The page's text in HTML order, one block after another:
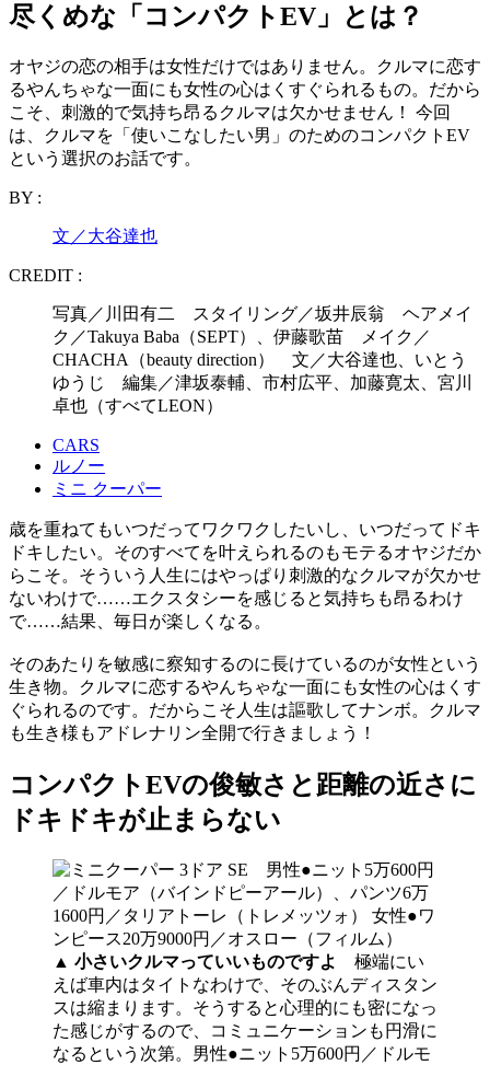
尽くめな「コンパクトEV」とは？
オヤジの恋の相手は女性だけではありません。クルマに恋す
るやんちゃな一面にも女性の心はくすぐられるもの。だから
こそ、刺激的で気持ち昂るクルマは欠かせません！ 今回
は、クルマを「使いこなしたい男」のためのコンパクトEV
という選択のお話です。
BY :
文／大谷達也
CREDIT :
写真／川田有二 スタイリング／坂井辰翁 ヘアメイ
ク／Takuya Baba（SEPT）、伊藤歌苗 メイク／
CHACHA（beauty direction） 文／大谷達也、いとう
ゆうじ 編集／津坂泰輔、市村広平、加藤寛太、宮川
卓也（すべてLEON）
CARS
ルノー
ミニ クーパー
歳を重ねてもいつだってワクワクしたいし、いつだってドキ
ドキしたい。そのすべてを叶えられるのもモテるオヤジだか
らこそ。そういう人生にはやっぱり刺激的なクルマが欠かせ
ないわけで……エクスタシーを感じると気持ちも昂るわけ
で……結果、毎日が楽しくなる。
そのあたりを敏感に察知するのに長けているのが女性という
生き物。クルマに恋するやんちゃな一面にも女性の心はくす
ぐられるのです。だからこそ人生は謳歌してナンボ。クルマ
も生き様もアドレナリン全開で行きましょう！
コンパクトEVの俊敏さと距離の近さに
ドキドキが止まらない
▲ 小さいクルマっていいものですよ 極端にい
えば車内はタイトなわけで、そのぶんディスタン
スは縮まります。そうすると心理的にも密になっ
た感じがするので、コミュニケーションも円滑に
なるという次第。男性●ニット5万600円／ドルモ